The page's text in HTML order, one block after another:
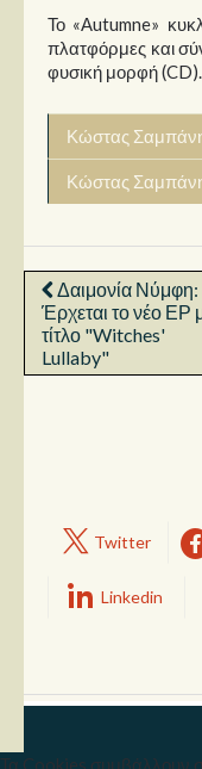
Το «Αutumne»
πλατφόρμες και
φυσική μορφή (CD).
Κώστας
Κώστας
Δαιμονία Νύμφη:
Έρχεται το νέο ΕΡ
τίτλο "Witches'
Lullaby"
Twitter
Linkedin
Τα Cookies συμβάλλουν